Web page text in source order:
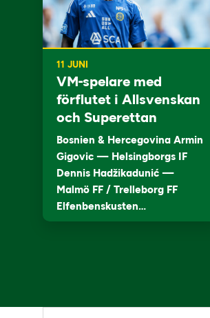
11 JUNI
VM-spelare med
förflutet i Allsvenskan
och Superettan
Bosnien & Hercegovina Armin
Gigovic — Helsingborgs IF
Dennis Hadžikadunić —
Malmö FF / Trelleborg FF
Elfenbenskusten…